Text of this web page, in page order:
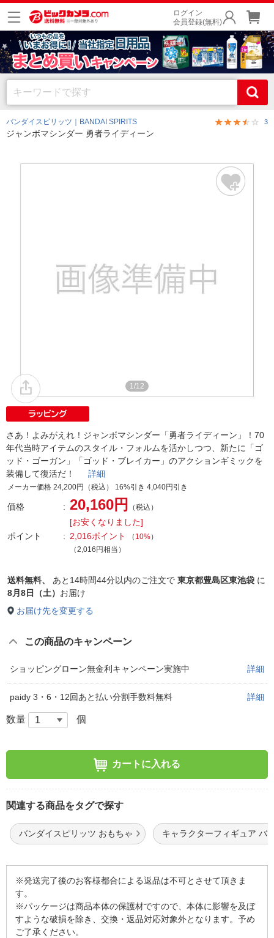
ログイン
会員登録(無料)
バンダイスピリッツ｜BANDAI SPIRITS 3
ジャンボマシンダー 勇者ライディーン
1/12
さあ！よみがえれ！ジャンボマシンダー「勇者ライディーン」！70
年代当時アイテムのスタイル・フォルムを活かしつつ、新たに「ゴ
ッド・ゴーガン」「ゴッド・ブレイカー」のアクションギミックを
装備して復活だ！ 詳細
メーカー価格 24,200円（税込） 16%引き 4,040円引き
価格 20,160円 （税込）
[お安くなりました]
ポイント
2,016ポイント （ 10%）
（2,016円相当）
送料無料、 あと 14時間44分以内のご注文で 東京都豊島区東池袋 に
8月8日（土） お届け
お届け先を変更する
この商品のキャンペーン
ショッピングローン無金利キャンペーン実施中 詳細
paidy 3・6・12回あと払い分割手数料無料 詳細
数量 個
カートに入れる
関連する商品をタグで探す
バンダイスピリッツ おもちゃ キャラクターフィギュア バ
※発送完了後のお客様都合による返品は不可とさせて頂きま
す。
※パッケージは商品本体の保護材ですので、本体に影響を及ぼ
すような破損を除き、交換・返品対応対象外となります。予め
ご了承ください。